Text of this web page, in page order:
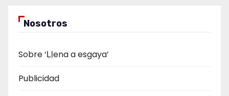
Nosotros
Sobre ‘Ḷḷena a esgaya’
Publicidad